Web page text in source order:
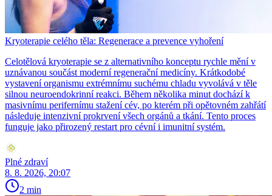
Kryoterapie celého těla: Regenerace a prevence vyhoření
Celotělová kryoterapie se z alternativního konceptu rychle mění v
uznávanou součást moderní regenerační medicíny. Krátkodobé
vystavení organismu extrémnímu suchému chladu vyvolává v těle
silnou neuroendokrinní reakci. Během několika minut dochází k
masivnímu perifernímu stažení cév, po kterém při opětovném zahřátí
následuje intenzivní prokrvení všech orgánů a tkání. Tento proces
funguje jako přirozený restart pro cévní i imunitní systém.
Plné zdraví
8. 8. 2026, 20:07
2 min